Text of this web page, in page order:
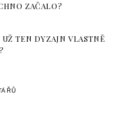
ZAČALO?
TEN DYZAJN VLASTNĚ